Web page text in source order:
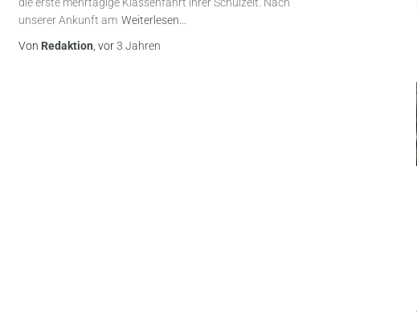
die erste mehrtägige Klassenfahrt ihrer Schulzeit. Nach
unserer Ankunft am Weiterlesen…
Von Redaktion, vor3 Jahren